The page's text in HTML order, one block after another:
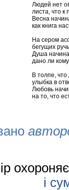
Людей нет
листа, что к
Весна
как книга
На сером
бегущих
Душа
дано ли
В толпе,
улыбка в
Любовь
на то, что
і